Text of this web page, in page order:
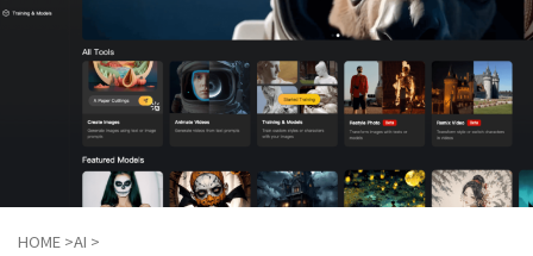
HOME >AI >